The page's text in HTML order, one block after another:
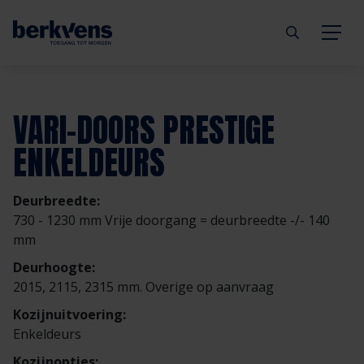
Deuren
Kozijnen
Hang- & sluitwerk
Diensten
Technische documentatie
Eengezinswoning
Meergezinswoning
Utiliteitsgebouw
Prefab woning
Aannemer
Architect
Projectontwikkelaar
Handelspartner
Inbraakwerend
Brandwerend
Geluidwerend
Rookwerend
Duurzaamheid
mijndeur.nl
Webshop
Inspiratie
Verkooppunten
Veelgestelde vragen
Blog
Organisatie
Duurzaamheid
GND Garantiedeuren
Werken bij Berkvens
VARI-DOORS PRESTIGE
ENKELDEURS
Deurbreedte:
730 - 1230 mm Vrije doorgang = deurbreedte -/- 140
mm
Deurhoogte:
2015, 2115, 2315 mm. Overige op aanvraag
Kozijnuitvoering:
Enkeldeurs